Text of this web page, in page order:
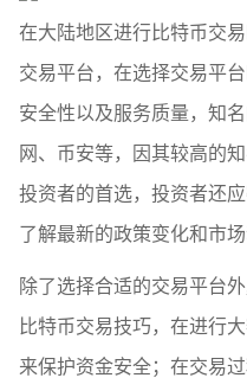
在大陆地区进行比特币交
交易平台，在选择交易平
安全性以及服务质量，知
网、币安等，因其较高的
投资者的首选，投资者还
了解最新的政策变化和市场
除了选择合适的交易平台
比特币交易技巧，在进行
来保护资金安全；在交易